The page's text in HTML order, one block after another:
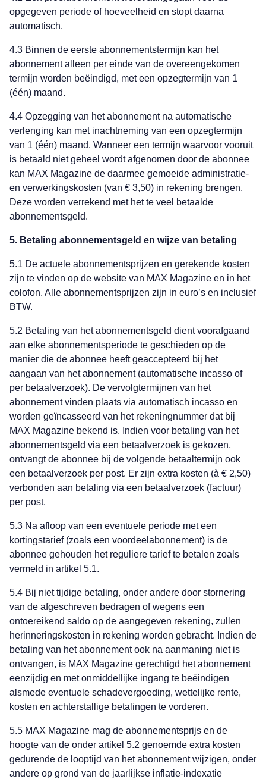
opgegeven periode of hoeveelheid en stopt daarna
automatisch.
4.3 Binnen de eerste abonnementstermijn kan het
abonnement alleen per einde van de overeengekomen
termijn worden beëindigd, met een opzegtermijn van 1
(één) maand.
4.4 Opzegging van het abonnement na automatische
verlenging kan met inachtneming van een opzegtermijn
van 1 (één) maand. Wanneer een termijn waarvoor vooruit
is betaald niet geheel wordt afgenomen door de abonnee
kan MAX Magazine de daarmee gemoeide administratie-
en verwerkingskosten (van € 3,50) in rekening brengen.
Deze worden verrekend met het te veel betaalde
abonnementsgeld.
5. Betaling abonnementsgeld en wijze van betaling
5.1 De actuele abonnementsprijzen en gerekende kosten
zijn te vinden op de website van MAX Magazine en in het
colofon. Alle abonnementsprijzen zijn in euro’s en inclusief
BTW.
5.2 Betaling van het abonnementsgeld dient voorafgaand
aan elke abonnementsperiode te geschieden op de
manier die de abonnee heeft geaccepteerd bij het
aangaan van het abonnement (automatische incasso of
per betaalverzoek). De vervolgtermijnen van het
abonnement vinden plaats via automatisch incasso en
worden geïncasseerd van het rekeningnummer dat bij
MAX Magazine bekend is. Indien voor betaling van het
abonnementsgeld via een betaalverzoek is gekozen,
ontvangt de abonnee bij de volgende betaaltermijn ook
een betaalverzoek per post. Er zijn extra kosten (à € 2,50)
verbonden aan betaling via een betaalverzoek (factuur)
per post.
5.3 Na afloop van een eventuele periode met een
kortingstarief (zoals een voordeelabonnement) is de
abonnee gehouden het reguliere tarief te betalen zoals
vermeld in artikel 5.1.
5.4 Bij niet tijdige betaling, onder andere door stornering
van de afgeschreven bedragen of wegens een
ontoereikend saldo op de aangegeven rekening, zullen
herinneringskosten in rekening worden gebracht. Indien de
betaling van het abonnement ook na aanmaning niet is
ontvangen, is MAX Magazine gerechtigd het abonnement
eenzijdig en met onmiddellijke ingang te beëindigen
alsmede eventuele schadevergoeding, wettelijke rente,
kosten en achterstallige betalingen te vorderen.
5.5 MAX Magazine mag de abonnementsprijs en de
hoogte van de onder artikel 5.2 genoemde extra kosten
gedurende de looptijd van het abonnement wijzigen, onder
andere op grond van de jaarlijkse inflatie-indexatie